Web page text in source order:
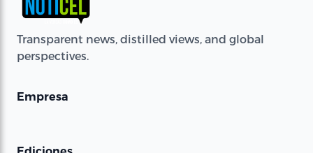
Transparent news, distilled views, and global
perspectives.
Empresa